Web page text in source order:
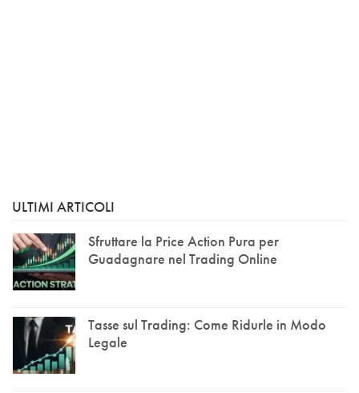
ULTIMI ARTICOLI
Sfruttare la Price Action Pura per
Guadagnare nel Trading Online
Tasse sul Trading: Come Ridurle in Modo
Legale